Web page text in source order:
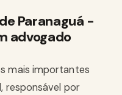
Paranaguá -
advogado
mais importantes
responsável por